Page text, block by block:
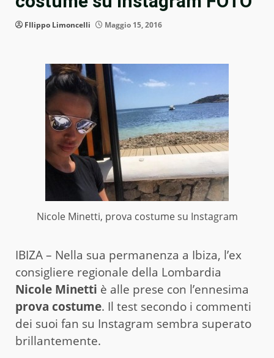
FIlippo Limoncelli Maggio 15, 2016
Nicole Minetti, prova costume su Instagram
IBIZA – Nella sua permanenza a Ibiza, l’ex
consigliere regionale della Lombardia
Nicole Minetti è alle prese con l’ennesima
prova costume. Il test secondo i commenti
dei suoi fan su Instagram sembra superato
brillantemente.